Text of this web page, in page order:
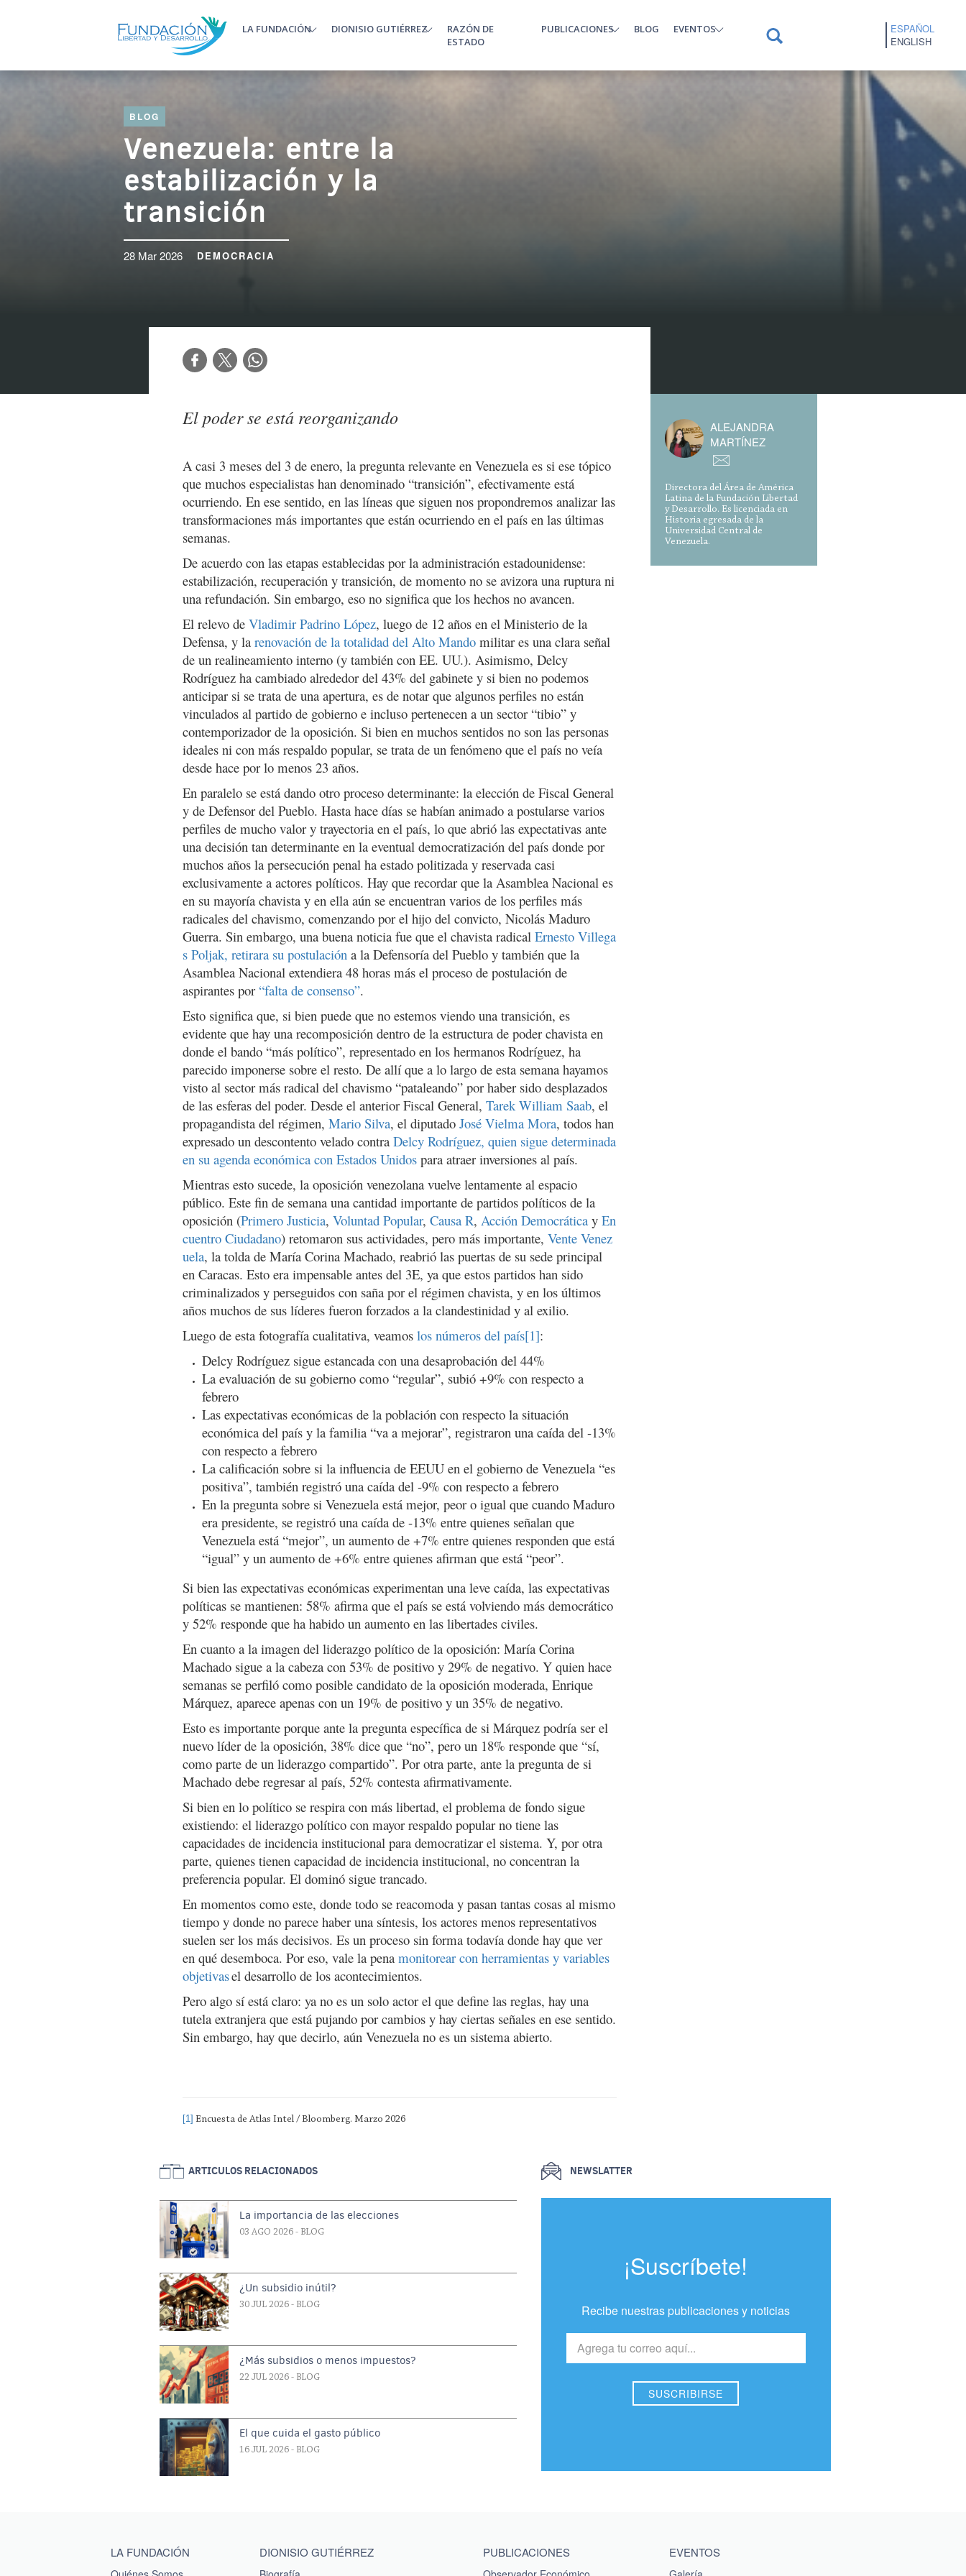
LA FUNDACIÓN DIONISIO GUTIÉRREZ
RAZÓN DE
ESTADO
PUBLICACIONES BLOG EVENTOS
ESPAÑOL
ENGLISH
BLOG
Venezuela: entre la
estabilización y la
transición
28 Mar 2026 DEMOCRACIA
El poder se está reorganizando
A casi 3 meses del 3 de enero, la pregunta relevante en Venezuela es si ese tópico
que muchos especialistas han denominado “transición”, efectivamente está
ocurriendo. En ese sentido, en las líneas que siguen nos propondremos analizar las
transformaciones más importantes que están ocurriendo en el país en las últimas
semanas.
De acuerdo con las etapas establecidas por la administración estadounidense:
estabilización, recuperación y transición, de momento no se avizora una ruptura ni
una refundación. Sin embargo, eso no significa que los hechos no avancen.
El relevo de Vladimir Padrino López, luego de 12 años en el Ministerio de la
Defensa, y la renovación de la totalidad del Alto Mandomilitar es una clara señal
de un realineamiento interno (y también con EE. UU.). Asimismo, Delcy
Rodríguez ha cambiado alrededor del 43% del gabinete y si bien no podemos
anticipar si se trata de una apertura, es de notar que algunos perfiles no están
vinculados al partido de gobierno e incluso pertenecen a un sector “tibio” y
contemporizador de la oposición. Si bien en muchos sentidos no son las personas
ideales ni con más respaldo popular, se trata de un fenómeno que el país no veía
desde hace por lo menos 23 años.
En paralelo se está dando otro proceso determinante: la elección de Fiscal General
y de Defensor del Pueblo. Hasta hace días se habían animado a postularse varios
perfiles de mucho valor y trayectoria en el país, lo que abrió las expectativas ante
una decisión tan determinante en la eventual democratización del país donde por
muchos años la persecución penal ha estado politizada y reservada casi
exclusivamente a actores políticos. Hay que recordar que la Asamblea Nacional es
en su mayoría chavista y en ella aún se encuentran varios de los perfiles más
radicales del chavismo, comenzando por el hijo del convicto, Nicolás Maduro
Guerra. Sin embargo, una buena noticia fue que el chavista radical Ernesto Villega
s Poljak, retirara su postulacióna la Defensoría del Pueblo y también que la
Asamblea Nacional extendiera 48 horas más el proceso de postulación de
aspirantes por “falta de consenso”.
Esto significa que, si bien puede que no estemos viendo una transición, es
evidente que hay una recomposición dentro de la estructura de poder chavista en
donde el bando “más político”, representado en los hermanos Rodríguez, ha
parecido imponerse sobre el resto. De allí que a lo largo de esta semana hayamos
visto al sector más radical del chavismo “pataleando” por haber sido desplazados
de las esferas del poder. Desde el anterior Fiscal General, Tarek William Saab, el
propagandista del régimen, Mario Silva, el diputado José Vielma Mora, todos han
expresado un descontento velado contra Delcy Rodríguez, quien sigue determinada
en su agenda económica con Estados Unidospara atraer inversiones al país.
Mientras esto sucede, la oposición venezolana vuelve lentamente al espacio
público. Este fin de semana una cantidad importante de partidos políticos de la
oposición (Primero Justicia, Voluntad Popular, Causa R, Acción Democráticay En
cuentro Ciudadano) retomaron sus actividades, pero más importante, Vente Venez
uela, la tolda de María Corina Machado, reabrió las puertas de su sede principal
en Caracas. Esto era impensable antes del 3E, ya que estos partidos han sido
criminalizados y perseguidos con saña por el régimen chavista, y en los últimos
años muchos de sus líderes fueron forzados a la clandestinidad y al exilio.
Luego de esta fotografía cualitativa, veamos los números del país[1]:
Delcy Rodríguez sigue estancada con una desaprobación del 44%
La evaluación de su gobierno como “regular”, subió +9% con respecto a
febrero
Las expectativas económicas de la población con respecto la situación
económica del país y la familia “va a mejorar”, registraron una caída del -13%
con respecto a febrero
La calificación sobre si la influencia de EEUU en el gobierno de Venezuela “es
positiva”, también registró una caída del -9% con respecto a febrero
En la pregunta sobre si Venezuela está mejor, peor o igual que cuando Maduro
era presidente, se registró una caída de -13% entre quienes señalan que
Venezuela está “mejor”, un aumento de +7% entre quienes responden que está
“igual” y un aumento de +6% entre quienes afirman que está “peor”.
Si bien las expectativas económicas experimentan una leve caída, las expectativas
políticas se mantienen: 58% afirma que el país se está volviendo más democrático
y 52% responde que ha habido un aumento en las libertades civiles.
En cuanto a la imagen del liderazgo político de la oposición: María Corina
Machado sigue a la cabeza con 53% de positivo y 29% de negativo. Y quien hace
semanas se perfiló como posible candidato de la oposición moderada, Enrique
Márquez, aparece apenas con un 19% de positivo y un 35% de negativo.
Esto es importante porque ante la pregunta específica de si Márquez podría ser el
nuevo líder de la oposición, 38% dice que “no”, pero un 18% responde que “sí,
como parte de un liderazgo compartido”. Por otra parte, ante la pregunta de si
Machado debe regresar al país, 52% contesta afirmativamente.
Si bien en lo político se respira con más libertad, el problema de fondo sigue
existiendo: el liderazgo político con mayor respaldo popular no tiene las
capacidades de incidencia institucional para democratizar el sistema. Y, por otra
parte, quienes tienen capacidad de incidencia institucional, no concentran la
preferencia popular. El dominó sigue trancado.
En momentos como este, donde todo se reacomoda y pasan tantas cosas al mismo
tiempo y donde no parece haber una síntesis, los actores menos representativos
suelen ser los más decisivos. Es un proceso sin forma todavía donde hay que ver
en qué desemboca. Por eso, vale la pena monitorear con herramientas y variables
objetivasel desarrollo de los acontecimientos.
Pero algo sí está claro: ya no es un solo actor el que define las reglas, hay una
tutela extranjera que está pujando por cambios y hay ciertas señales en ese sentido.
Sin embargo, hay que decirlo, aún Venezuela no es un sistema abierto.
[1] Encuesta de Atlas Intel / Bloomberg. Marzo 2026
ALEJANDRA
MARTÍNEZ
Directora del Área de América
Latina de la Fundación Libertad
y Desarrollo. Es licenciada en
Historia egresada de la
Universidad Central de
Venezuela.
ARTICULOS RELACIONADOS
La importancia de las elecciones
03 AGO 2026 - BLOG
¿Un subsidio inútil?
30 JUL 2026 - BLOG
¿Más subsidios o menos impuestos?
22 JUL 2026 - BLOG
El que cuida el gasto público
16 JUL 2026 - BLOG
NEWSLATTER
¡Suscríbete!
Recibe nuestras publicaciones y noticias
Main menu footer
LA FUNDACIÓN DIONISIO GUTIÉRREZ PUBLICACIONES EVENTOS